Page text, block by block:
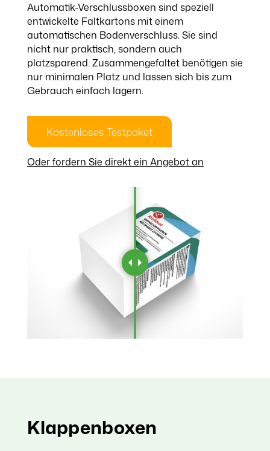
Automatik-Verschlussboxen sind speziell
entwickelte Faltkartons mit einem
automatischen Bodenverschluss. Sie sind
nicht nur praktisch, sondern auch
platzsparend. Zusammengefaltet benötigen sie
nur minimalen Platz und lassen sich bis zum
Gebrauch einfach lagern.
Kostenloses Testpaket
Oder fordern Sie direkt ein Angebot an
Klappenboxen